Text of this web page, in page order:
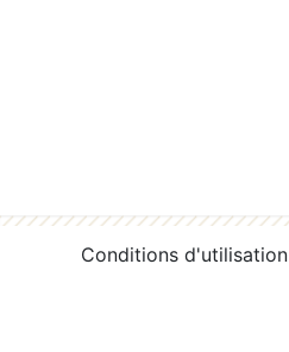
Conditions d'utilisation